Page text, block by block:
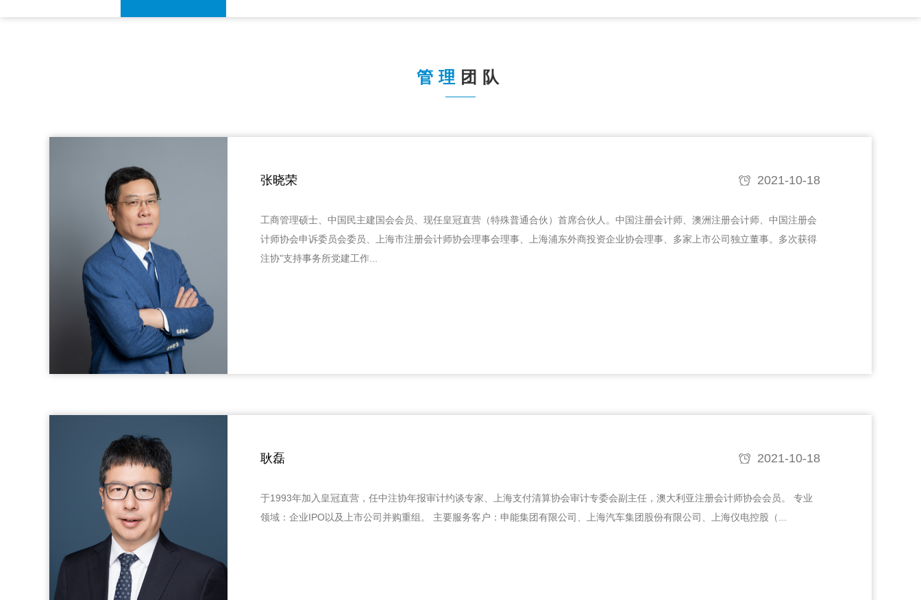
管理 团队
张晓荣 2021-10-18
工商管理硕士、中国民主建国会会员、现任皇冠直营（特殊普通合伙）首席合伙人。中国注册会计师、澳洲注册会计师、中国注册会
计师协会申诉委员会委员、上海市注册会计师协会理事会理事、上海浦东外商投资企业协会理事、多家上市公司独立董事。多次获得
注协"支持事务所党建工作...
耿磊 2021-10-18
于1993年加入皇冠直营，任中注协年报审计约谈专家、上海支付清算协会审计专委会副主任，澳大利亚注册会计师协会会员。 专业
领域：企业IPO以及上市公司并购重组。 主要服务客户：申能集团有限公司、上海汽车集团股份有限公司、上海仪电控股（...